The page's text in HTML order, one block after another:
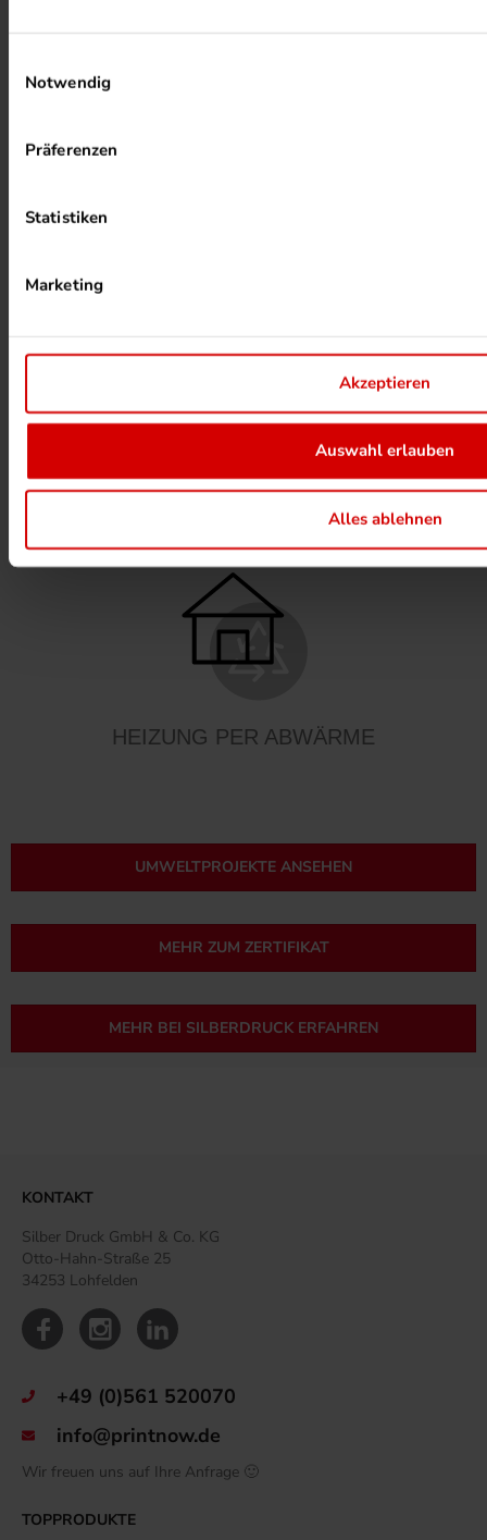
Notwendig
Präferenzen
Statistiken
Marketing
Akzeptieren
Auswahl erlauben
Alles ablehnen
MINERALÖLFREIE FARBEN
ALKOHOLFREIER DRUCK
HEIZUNG PER ABWÄRME
UMWELTPROJEKTE ANSEHEN
MEHR ZUM ZERTIFIKAT
MEHR BEI SILBERDRUCK ERFAHREN
KONTAKT
Silber Druck GmbH & Co. KG
Otto-Hahn-Straße 25
34253 Lohfelden
+49 (0)561 520070
info@printnow.de
Wir freuen uns auf Ihre Anfrage 🙂
TOPPRODUKTE